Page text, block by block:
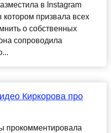
в Instagram
котором призвала всех
о собственных
сопроводила
Киркорова про
прокомментировала